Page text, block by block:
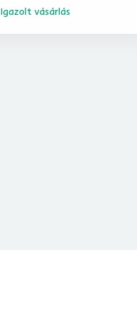
Igazolt vásárlás